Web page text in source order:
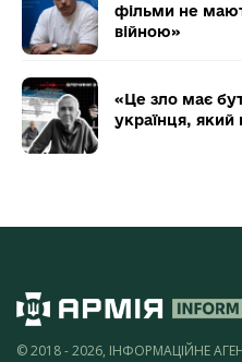
фільми не
війною»
«Це зло має
українця, який
© 2018 - 2026, ІНФОРМАЦІЙНЕ